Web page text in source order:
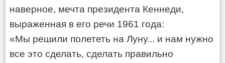
наверное, мечта президента Кеннеди,
выраженная в его речи 1961 года:
«Мы решили полететь на Луну... и нам нужно
все это сделать, сделать правильно